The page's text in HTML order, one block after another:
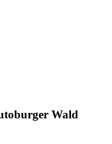
Wald